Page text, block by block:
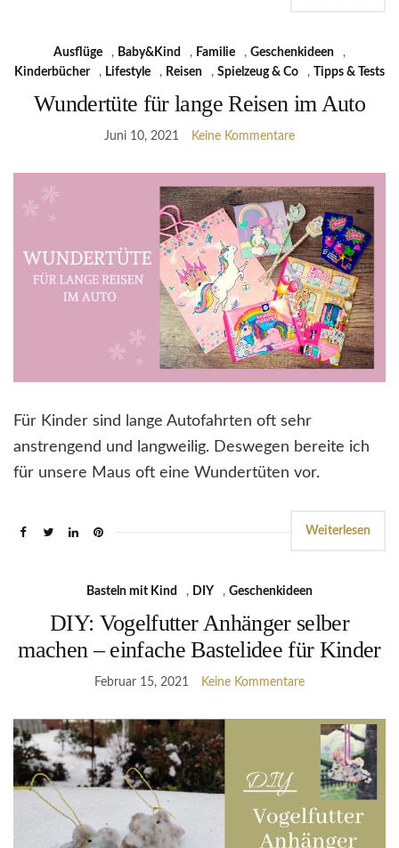
Ausflüge , Baby&Kind , Familie , Geschenkideen
,
Kinderbücher
, Lifestyle , Reisen , Spielzeug & Co , Tipps & Tests
Wundertüte für lange Reisen im Auto
Juni 10, 2021 Keine Kommentare
Für Kinder sind lange Autofahrten oft sehr
anstrengend und langweilig. Deswegen bereite ich
für unsere Maus oft eine Wundertüten vor.
Weiterlesen
Basteln mit Kind , DIY , Geschenkideen
DIY: Vogelfutter Anhänger selber
machen – einfache Bastelidee für Kinder
Februar 15, 2021 Keine Kommentare